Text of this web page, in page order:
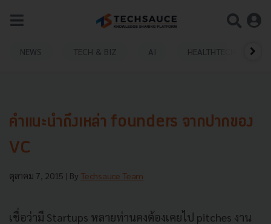
NEWS TECH & BIZ AI HEALTHTECH
คำแนะนำถึงเหล่า founders จากปากของ
VC
ตุลาคม 7, 2015 | By Techsauce Team
เชื่อว่ามี Startups หลายท่านคงต้องเคยไป pitches งาน